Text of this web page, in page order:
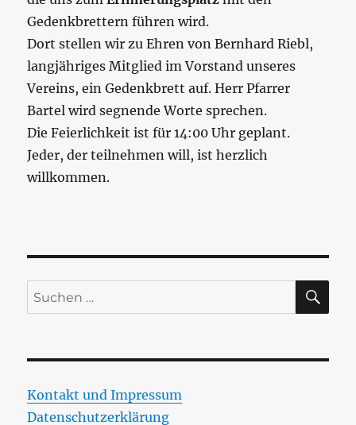
Gedenkbrettern führen wird.
Dort stellen wir zu Ehren von Bernhard Riebl,
langjähriges Mitglied im Vorstand unseres
Vereins, ein Gedenkbrett auf. Herr Pfarrer
Bartel wird segnende Worte sprechen.
Die Feierlichkeit ist für 14:00 Uhr geplant.
Jeder, der teilnehmen will, ist herzlich
willkommen.
Suchen
nach:
Kontakt und Impressum
Datenschutzerklärung